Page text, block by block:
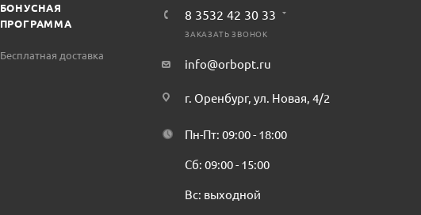
БОНУСНАЯ
ПРОГРАММА
Бесплатная доставка
8 3532 42 30 33
ЗАКАЗАТЬ ЗВОНОК
info@orbopt.ru
г. Оренбург, ул. Новая, 4/2
Пн-Пт: 09:00 - 18:00
Сб: 09:00 - 15:00
Вс: выходной